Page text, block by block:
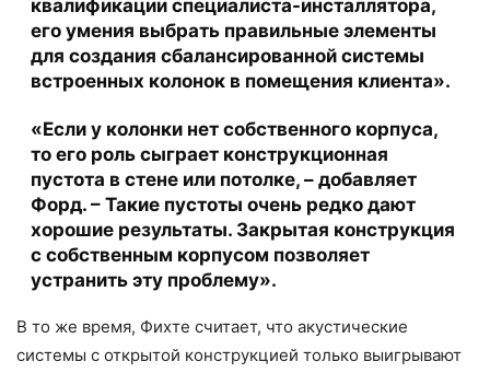
квалификации специалиста-инсталлятора,
его умения выбрать правильные элементы
для создания сбалансированной системы
встроенных колонок в помещения клиента».
«Если у колонки нет собственного корпуса,
то его роль сыграет конструкционная
пустота в стене или потолке, – добавляет
Форд. – Такие пустоты очень редко дают
хорошие результаты. Закрытая конструкция
с собственным корпусом позволяет
устранить эту проблему».
В то же время, Фихте считает, что акустические
системы с открытой конструкцией только выигрывают